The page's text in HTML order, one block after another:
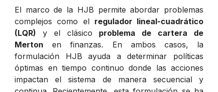
El marco de la HJB permite abordar problemas
complejos como el regulador lineal-cuadrático
(LQR) y el clásico problema de cartera de
Merton en finanzas. En ambos casos, la
formulación HJB ayuda a determinar políticas
óptimas en tiempo continuo donde las acciones
impactan el sistema de manera secuencial y